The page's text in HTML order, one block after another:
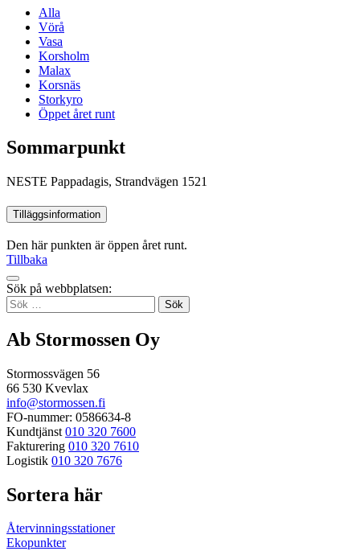
Alla
Vörå
Vasa
Korsholm
Malax
Korsnäs
Storkyro
Öppet året runt
Sommarpunkt
NESTE Pappadagis, Strandvägen 1521
Tilläggsinformation
Den här punkten är öppen året runt.
Tillbaka
Tillbaka
up
Sök på webbplatsen:
Sök
efter:
Ab Stormossen Oy
Stormossvägen 56
66 530 Kvevlax
info@stormossen.fi
FO-nummer: 0586634-8
Kundtjänst 010 320 7600
Fakturering 010 320 7610
Logistik 010 320 7676
Sortera här
Återvinningsstationer
Ekopunkter